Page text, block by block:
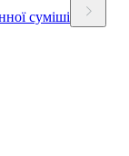
суміші